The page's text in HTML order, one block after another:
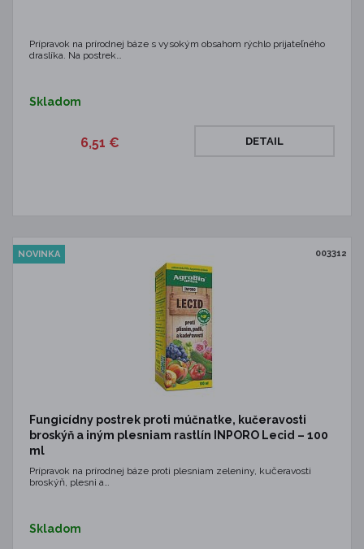
Prípravok na prírodnej báze s vysokým obsahom rýchlo prijateľného
draslíka. Na postrek…
Skladom
6,51 € DETAIL
003312
NOVINKA
Fungicídny postrek proti múčnatke, kučeravosti
broskýň a iným plesniam rastlín INPORO Lecid – 100
ml
Prípravok na prírodnej báze proti plesniam zeleniny, kučeravosti
broskýň, plesni a…
Skladom